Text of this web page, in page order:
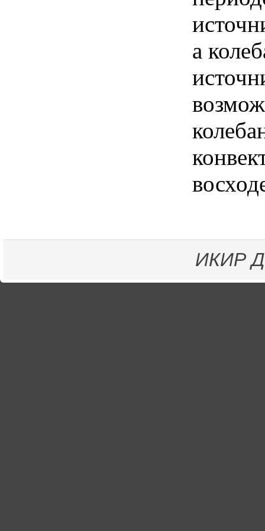
а
ИКИР